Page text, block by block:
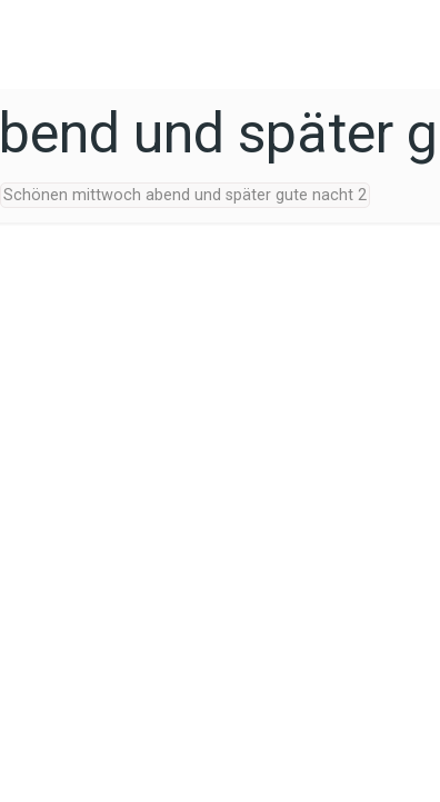
und später
Schönen mittwoch abend und später gute nacht 2